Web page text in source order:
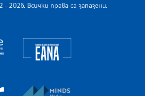
- 2026, Всички права са запазени.
The Assocoation of the Balkan News Agencies
European Newsroom